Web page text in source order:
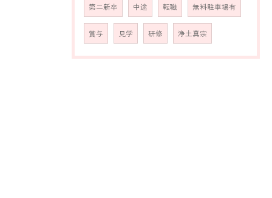
第二新卒 中途 転職 無料駐車場有
賞与 見学 研修 浄土真宗